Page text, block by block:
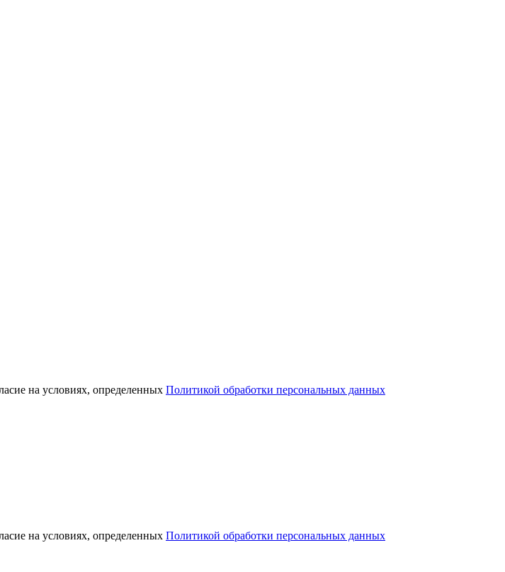
на условиях, определенных Политикой обработки персональных данных
на условиях, определенных Политикой обработки персональных данных